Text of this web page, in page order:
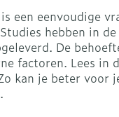
Beschadigd
hoofdirritatie
Styling -
voor Dieet,
Platte buik
Borstvoeding
Vitamines en
supplementen
Seksualiteit
Zware benen
Essentiële
Complex -
Brillen
Anti insecten
Teken tang
Lever,
pancreas
Braken
Laxeermiddelen
een eenvoudige
hebben in
De
factoren. Lees in
kan je beter voor